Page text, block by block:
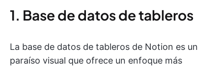
1. Base de datos de tableros
La base de datos de tableros de Notion es un
paraíso visual que ofrece un enfoque más